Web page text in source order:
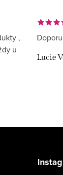
,
u
Lucie